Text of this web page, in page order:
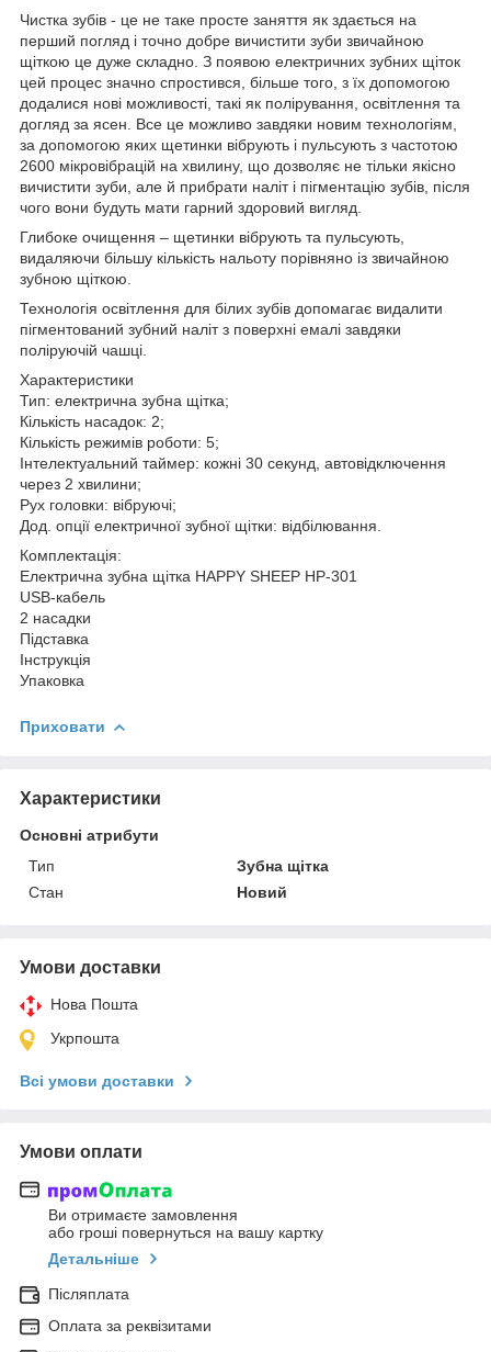
Чистка зубів - це не таке просте заняття як здається на
перший погляд і точно добре вичистити зуби звичайною
щіткою це дуже складно. З появою електричних зубних щіток
цей процес значно спростився, більше того, з їх допомогою
додалися нові можливості, такі як полірування, освітлення та
догляд за ясен. Все це можливо завдяки новим технологіям,
за допомогою яких щетинки вібрують і пульсують з частотою
2600 мікровібрацій на хвилину, що дозволяє не тільки якісно
вичистити зуби, але й прибрати наліт і пігментацію зубів, після
чого вони будуть мати гарний здоровий вигляд.
Глибоке очищення – щетинки вібрують та пульсують,
видаляючи більшу кількість нальоту порівняно із звичайною
зубною щіткою.
Технологія освітлення для білих зубів допомагає видалити
пігментований зубний наліт з поверхні емалі завдяки
поліруючій чашці.
Характеристики
Тип: електрична зубна щітка;
Кількість насадок: 2;
Кількість режимів роботи: 5;
Інтелектуальний таймер: кожні 30 секунд, автовідключення
через 2 хвилини;
Рух головки: вібруючі;
Дод. опції електричної зубної щітки: відбілювання.
Комплектація:
Електрична зубна щітка HAPPY SHEEP HP-301
USB-кабель
2 насадки
Підставка
Інструкція
Упаковка
Приховати
Характеристики
Основні атрибути
Тип
Зубна щітка
Стан
Новий
Умови доставки
Нова Пошта
Укрпошта
Всі умови доставки
Умови оплати
Ви отримаєте замовлення
або гроші повернуться на вашу картку
Детальніше
Післяплата
Оплата за реквізитами